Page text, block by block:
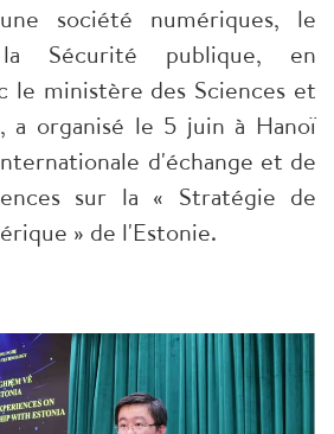
société numériques, le
Sécurité publique, en
le ministère des Sciences et
a organisé le 5 juin à Hanoï
d'échange et de
sur la « Stratégie de
» de l'Estonie.